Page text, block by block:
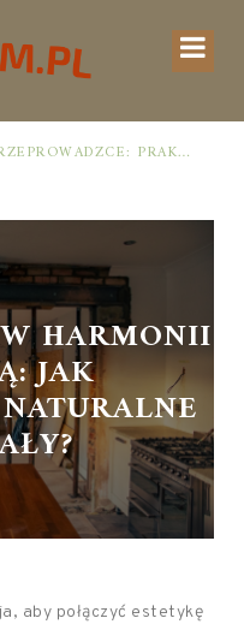
HARMONII
JAK
aby połączyć estetykę